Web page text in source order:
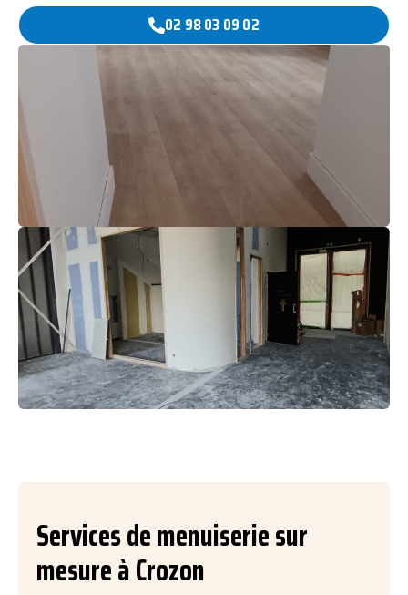
02 98 03 09 02
Services de menuiserie sur
mesure à Crozon